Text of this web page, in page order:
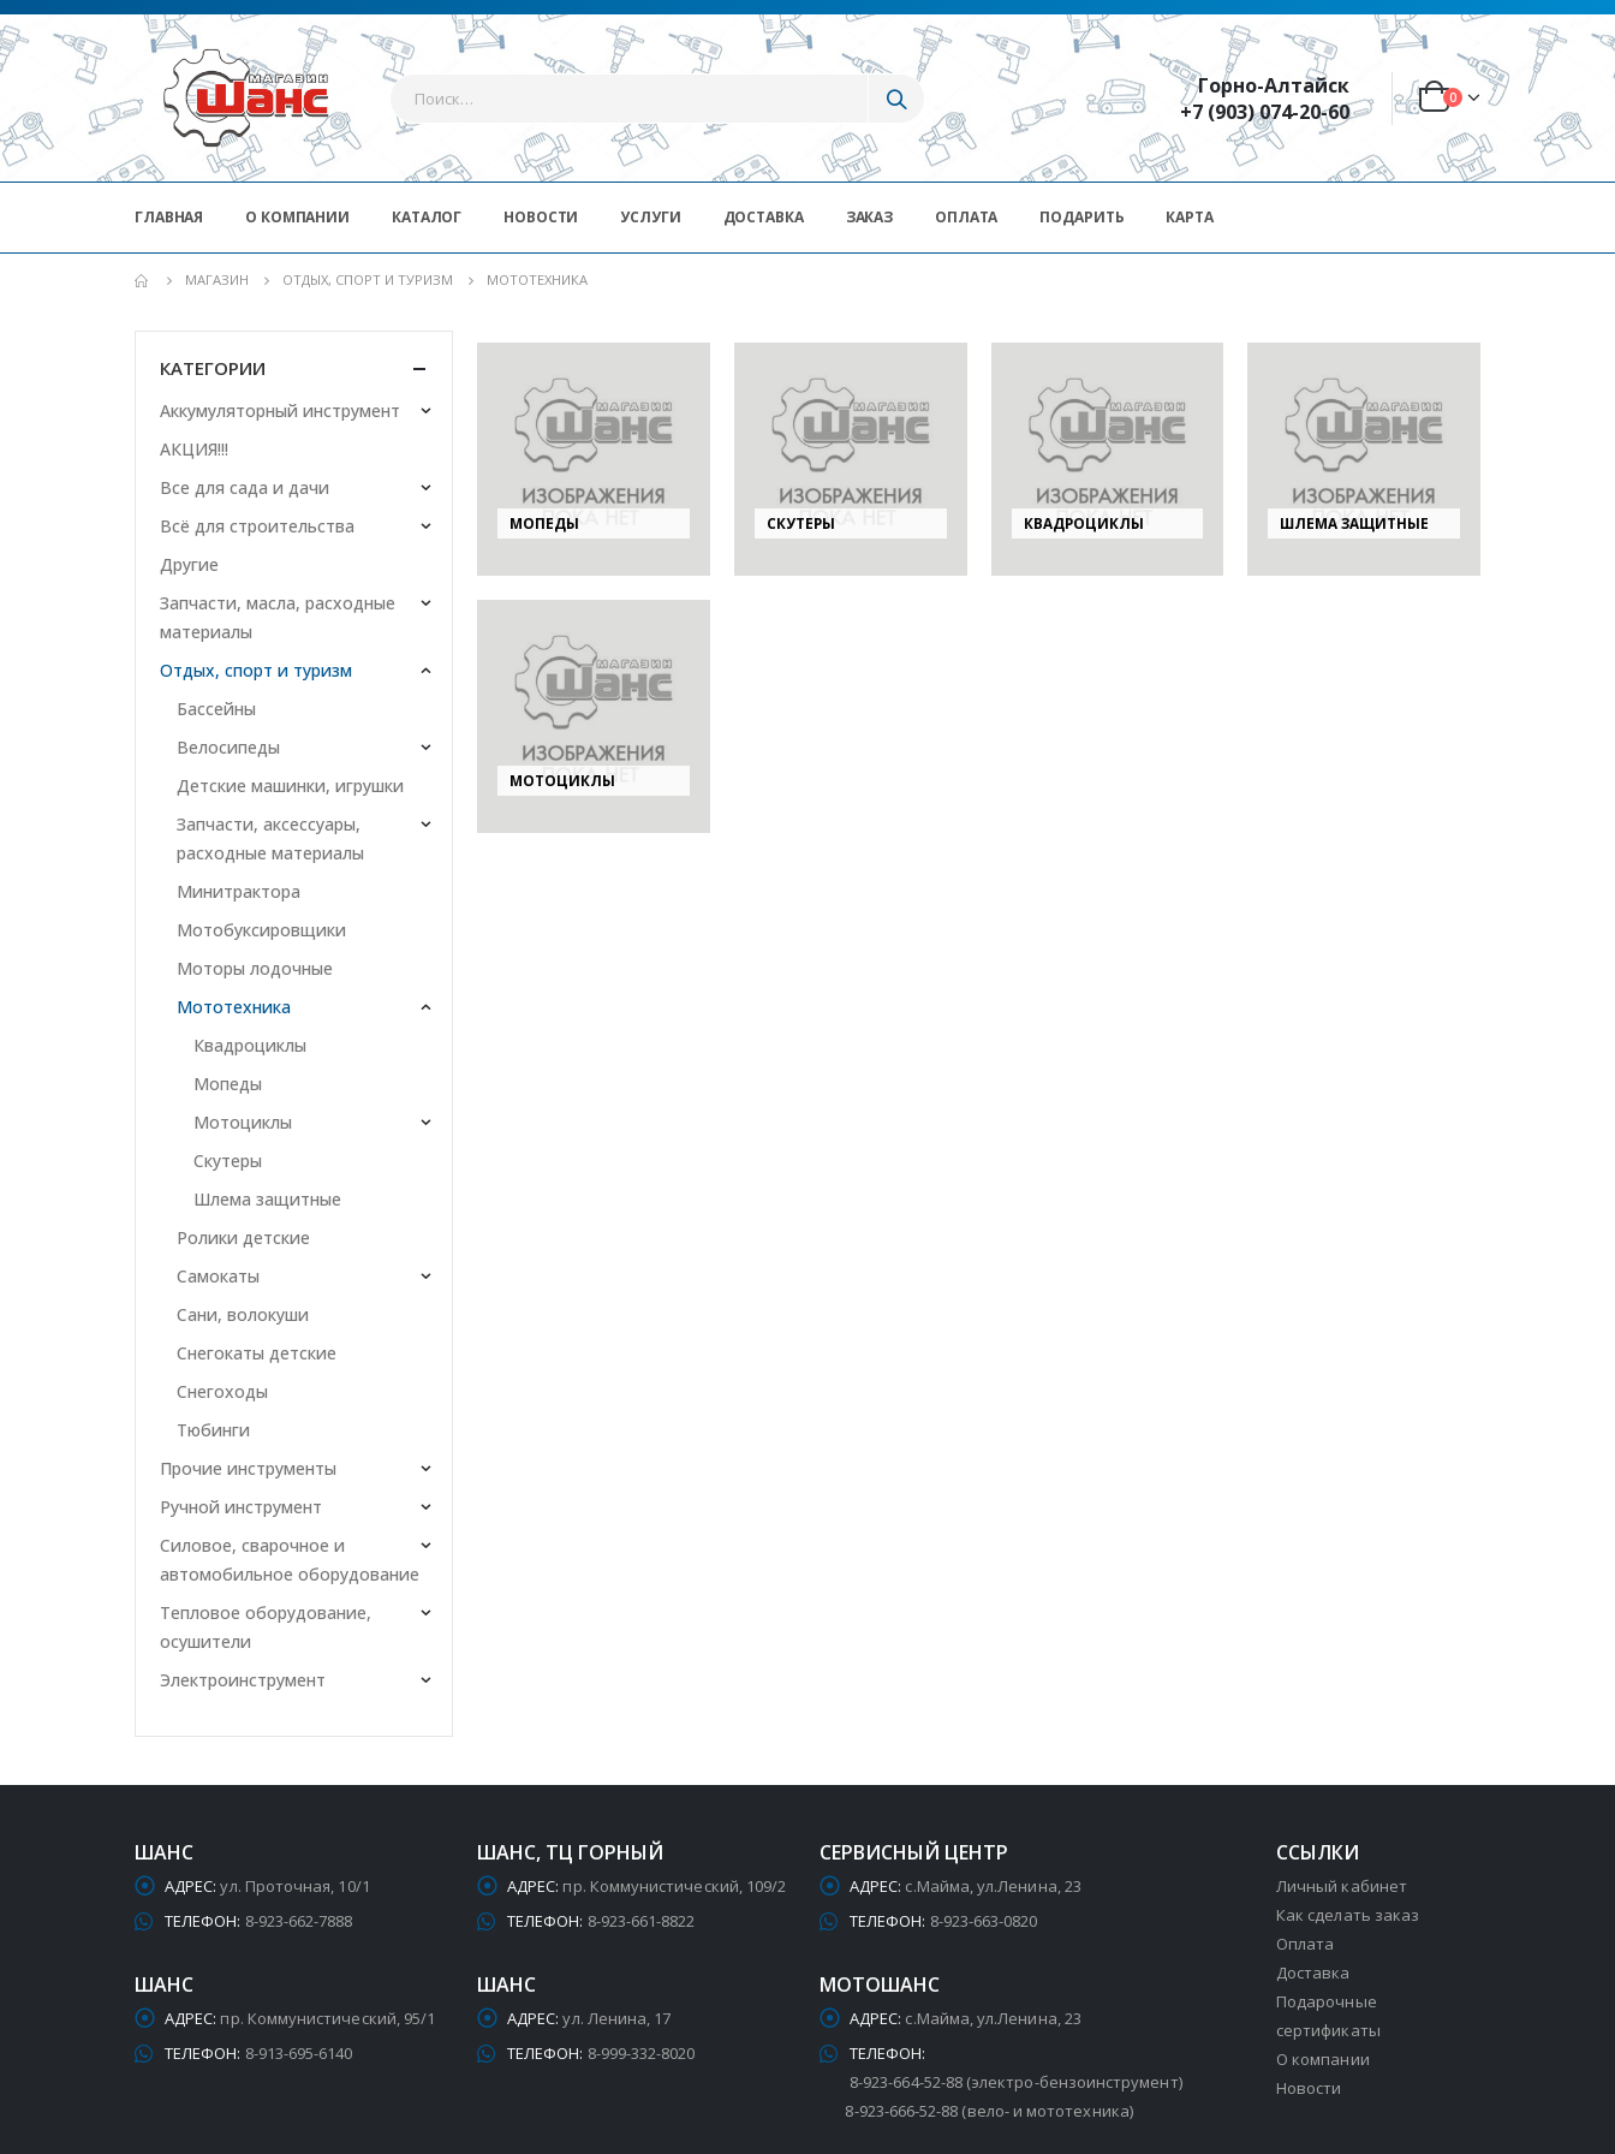
Горно-Алтайск
+7 (903) 074-20-60
0
ГЛАВНАЯ О КОМПАНИИ КАТАЛОГ НОВОСТИ УСЛУГИ ДОСТАВКА ЗАКАЗ ОПЛАТА ПОДАРИТЬ КАРТА
МАГАЗИН ОТДЫХ, СПОРТ И ТУРИЗМ МОТОТЕХНИКА
МОПЕДЫ СКУТЕРЫ КВАДРОЦИКЛЫ ШЛЕМА ЗАЩИТНЫЕ
МОТОЦИКЛЫ
КАТЕГОРИИ
Аккумуляторный инструмент
АКЦИЯ!!!
Все для сада и дачи
Всё для строительства
Другие
Запчасти, масла, расходные
материалы
Отдых, спорт и туризм
Бассейны
Велосипеды
Детские машинки, игрушки
Запчасти, аксессуары,
расходные материалы
Минитрактора
Мотобуксировщики
Моторы лодочные
Мототехника
Квадроциклы
Мопеды
Мотоциклы
Скутеры
Шлема защитные
Ролики детские
Самокаты
Сани, волокуши
Снегокаты детские
Снегоходы
Тюбинги
Прочие инструменты
Ручной инструмент
Силовое, сварочное и
автомобильное оборудование
Тепловое оборудование,
осушители
Электроинструмент
ШАНС
АДРЕС: ул. Проточная, 10/1
ТЕЛЕФОН: 8-923-662-7888
ШАНС
АДРЕС: пр. Коммунистический, 95/1
ТЕЛЕФОН: 8-913-695-6140
ШАНС, ТЦ ГОРНЫЙ
АДРЕС: пр. Коммунистический, 109/2
ТЕЛЕФОН: 8-923-661-8822
ШАНС
АДРЕС: ул. Ленина, 17
ТЕЛЕФОН: 8-999-332-8020
СЕРВИСНЫЙ ЦЕНТР
АДРЕС: с.Майма, ул.Ленина, 23
ТЕЛЕФОН: 8-923-663-0820
МОТОШАНС
АДРЕС: с.Майма, ул.Ленина, 23
ТЕЛЕФОН:
8-923-664-52-88 (электро-бензоинструмент)
8-923-666-52-88 (вело- и мототехника)
ССЫЛКИ
Личный кабинет
Как сделать заказ
Оплата
Доставка
Подарочные
сертификаты
О компании
Новости